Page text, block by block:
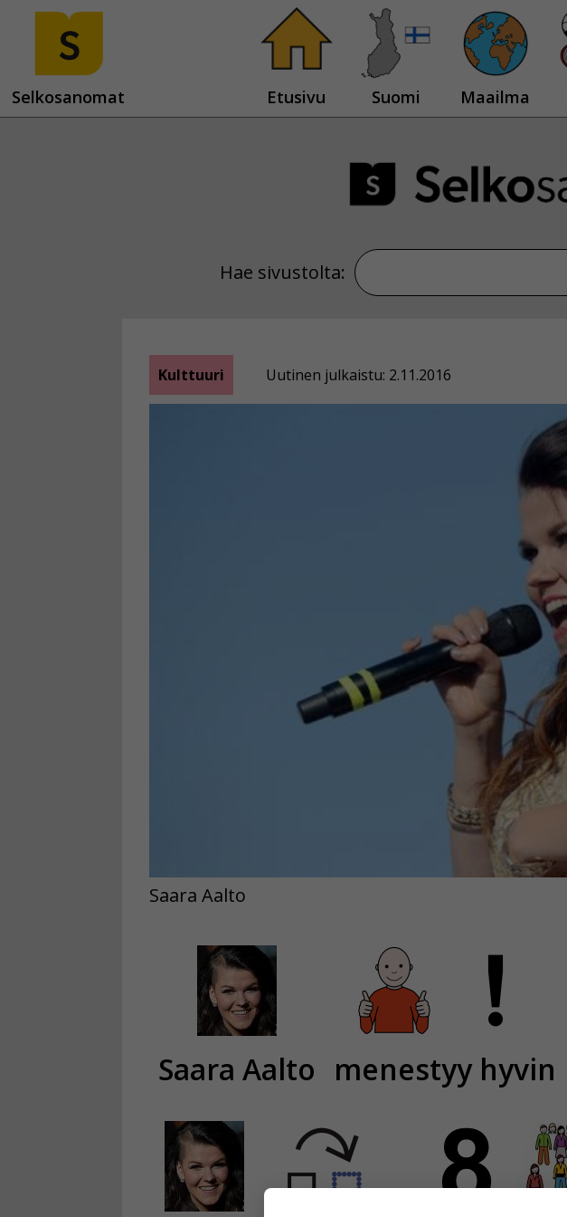
Selkosanomat Etusivu Suomi Maailma
Hae sivustolta:
Kulttuuri
Uutinen julkaistu: 2.11.2016
Saara Aalto menestyy hyvin
Saara Aalto